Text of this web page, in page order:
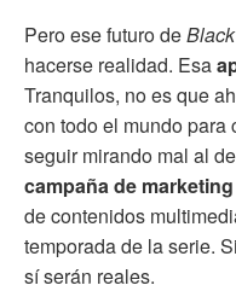
Pero ese futuro de
hacerse realidad. Esa
Tranquilos, no es que
con todo el mundo para
seguir mirando mal al
campaña de
de contenidos
temporada de la serie.
sí serán reales.